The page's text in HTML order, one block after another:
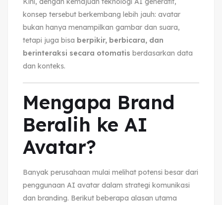
konsep tersebut berkembang lebih jauh: avatar
bukan hanya menampilkan gambar dan suara,
tetapi juga bisa berpikir, berbicara, dan
berinteraksi secara otomatis berdasarkan data
dan konteks.
Mengapa Brand
Beralih ke AI
Avatar?
Banyak perusahaan mulai melihat potensi besar dari
penggunaan AI avatar dalam strategi komunikasi
dan branding. Berikut beberapa alasan utama